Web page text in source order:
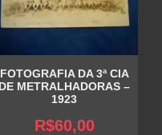
FOTOGRAFIA DA 3ª CIA
DE METRALHADORAS –
1923
R$60,00